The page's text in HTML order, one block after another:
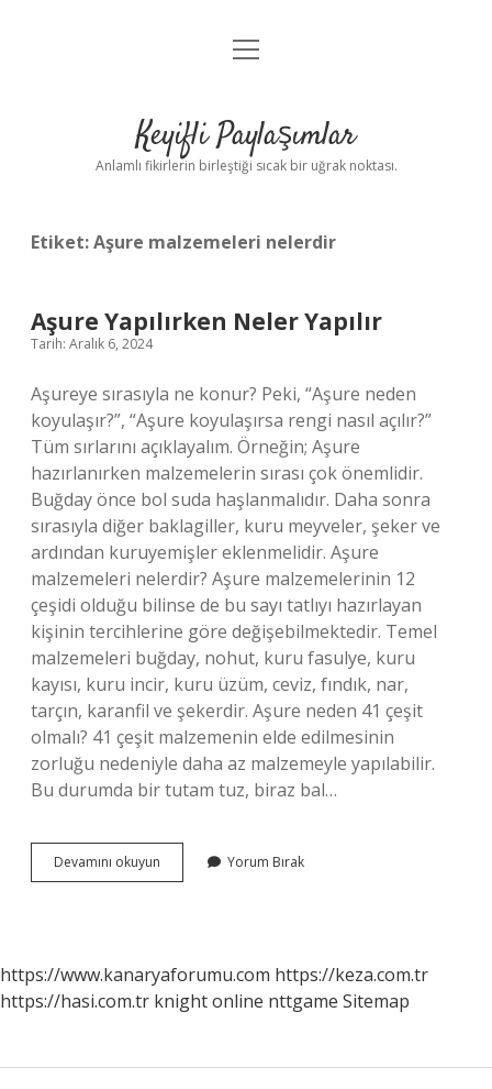
Anasayfa
Yasal Uyarı
menüyü
Keyifli Paylaşımlar
Anlamlı fikirlerin birleştiği sıcak bir uğrak noktası.
Etiket:Aşure malzemeleri nelerdir
Aşure Yapılırken Neler Yapılır
Tarih: Aralık 6, 2024
Aşureye sırasıyla ne konur? Peki, “Aşure neden
koyulaşır?”, “Aşure koyulaşırsa rengi nasıl açılır?”
Tüm sırlarını açıklayalım. Örneğin; Aşure
hazırlanırken malzemelerin sırası çok önemlidir.
Buğday önce bol suda haşlanmalıdır. Daha sonra
sırasıyla diğer baklagiller, kuru meyveler, şeker ve
ardından kuruyemişler eklenmelidir. Aşure
malzemeleri nelerdir? Aşure malzemelerinin 12
çeşidi olduğu bilinse de bu sayı tatlıyı hazırlayan
kişinin tercihlerine göre değişebilmektedir. Temel
malzemeleri buğday, nohut, kuru fasulye, kuru
kayısı, kuru incir, kuru üzüm, ceviz, fındık, nar,
tarçın, karanfil ve şekerdir. Aşure neden 41 çeşit
olmalı? 41 çeşit malzemenin elde edilmesinin
zorluğu nedeniyle daha az malzemeyle yapılabilir.
Bu durumda bir tutam tuz, biraz bal…
Devamını okuyun
Yapılırken
Yorum Bırak
https://www.kanaryaforumu.com https://keza.com.tr
https://hasi.com.tr knight online nttgame Sitemap